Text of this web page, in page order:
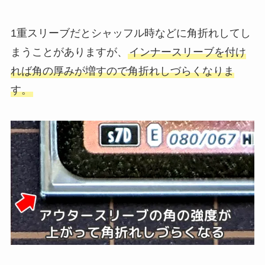
1重スリーブだとシャッフル時などに角折れしてし
まうことがありますが、 インナースリーブを付け
れば角の厚みが増すので角折れしづらくなりま
す。